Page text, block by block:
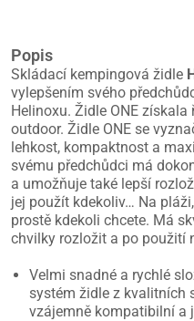
Popis
Skládací kempingová židle
vylepšením svého
Helinoxu. Židle ONE
outdoor. Židle ONE se
lehkost, kompaktnost a
svému předchůdci má
a umožňuje také lepší
jej použít kdekoliv… Na
prostě kdekoli chcete. Má
chvilky rozložit a po použití
Velmi snadné a rychlé
systém židle z kvalitních
vzájemně kompatibilní a